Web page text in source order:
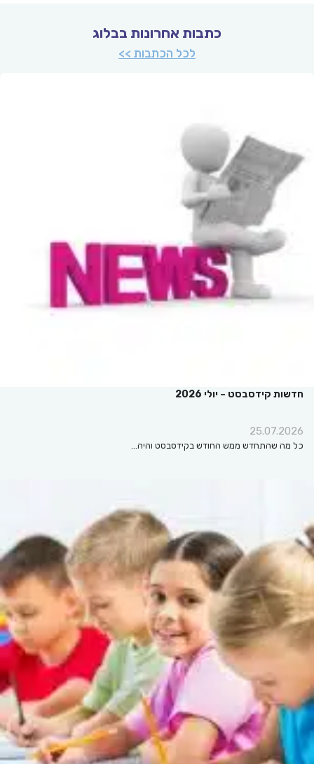
כתבות אחרונות בבלוג
לכל הכתבות >>
חדשות קידסבסט – יולי 2026
25.07.2026
כל מה שהתחדש ממש החודש בקידסבסט והיה…